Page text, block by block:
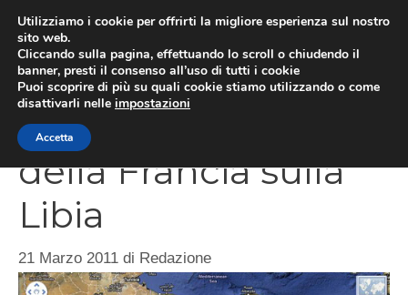
contenuto
Riprese operazioni
della Francia sulla
Libia
21 Marzo 2011 di Redazione
Utilizziamo i cookie per offrirti la migliore esperienza sul nostro
sito web.
Cliccando sulla pagina, effettuando lo scroll o chiudendo il
banner, presti il consenso all’uso di tutti i cookie
Puoi scoprire di più su quali cookie stiamo utilizzando o come
disattivarli nelle impostazioni
Accetta